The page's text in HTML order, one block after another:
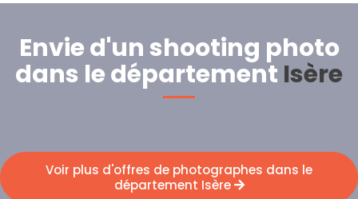
Envie d'un shooting photo
dans le département Isère
Voir plus d'offres de photographes dans le
département Isère